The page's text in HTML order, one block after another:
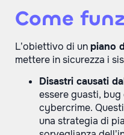
Come
L’obiettivo di unpiano
mettere in sicurezza i
Disastri causati
essere guasti,
cybercrime.
una strategia di